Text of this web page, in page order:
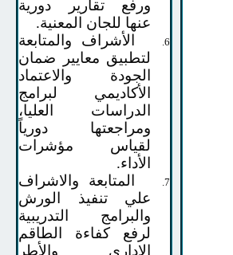
ورفع تقارير دورية
عنها للجان المعنية.
الأشراف والمتابعة
لتطبيق معايير ضمان
الجودة والاعتماد
الأكاديمي لبرامج
الدراسات العليا،
ومراجعتها دورياً
لقياس مؤشرات
.
المتابعة والاشراف
علي تنفيذ الورش
والبرامج التدريبية
لرفع كفاءة الطاقم
الاداري والأطر